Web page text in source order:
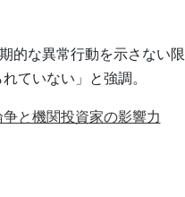
的な異常行動を示さない限
ていない」と強調。
と機関投資家の影響力